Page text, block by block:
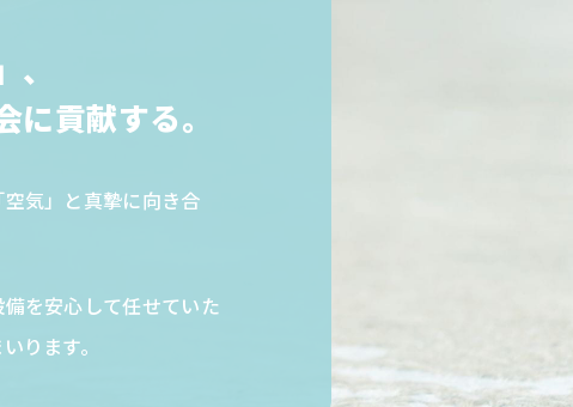
貢献する。
気」と真摯に向き合
を安心して任せていた
ります。